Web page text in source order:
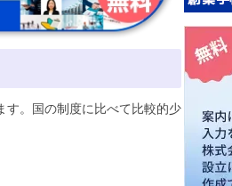
す。国の制度に比べて比較的少